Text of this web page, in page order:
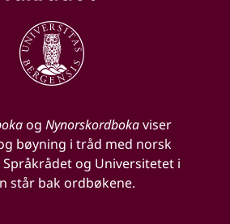
og Nynorskordbokaviser
bøyning i tråd med norsk
og Universitetet i
står bak ordbøkene.